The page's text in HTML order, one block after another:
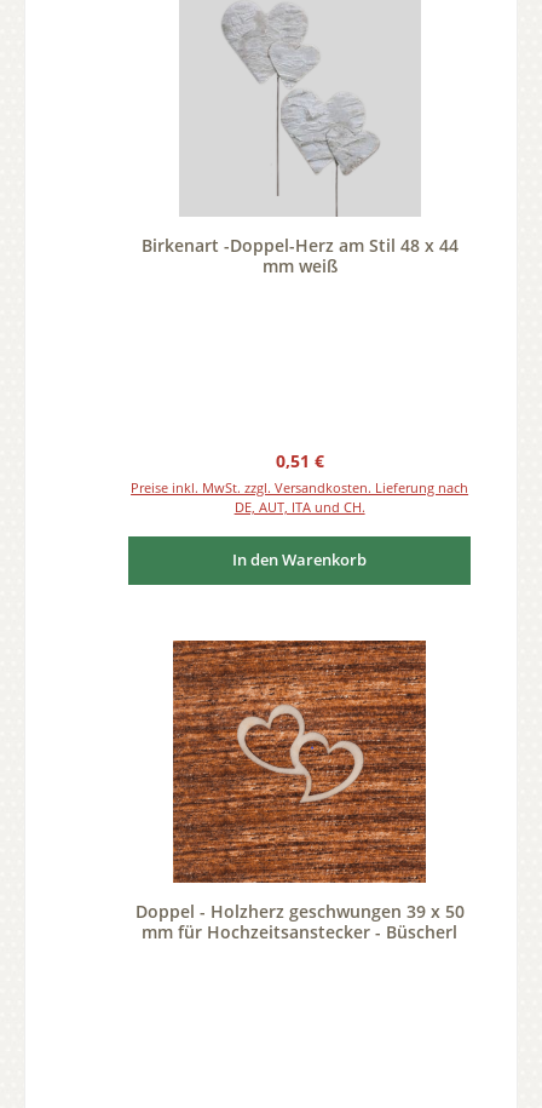
Birkenart -Doppel-Herz am Stil 48 x 44
mm weiß
Regulärer Preis:
0,51 €
Preise inkl. MwSt. zzgl. Versandkosten. Lieferung nach
DE, AUT, ITA und CH.
In den Warenkorb
Doppel - Holzherz geschwungen 39 x 50
mm für Hochzeitsanstecker - Büscherl